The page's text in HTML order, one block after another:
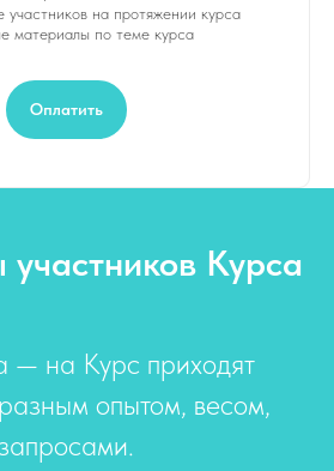
на протяжении курса
материалы по теме курса
Оплатить
участников Курса
— на Курс приходят
опытом, весом,
запросами.